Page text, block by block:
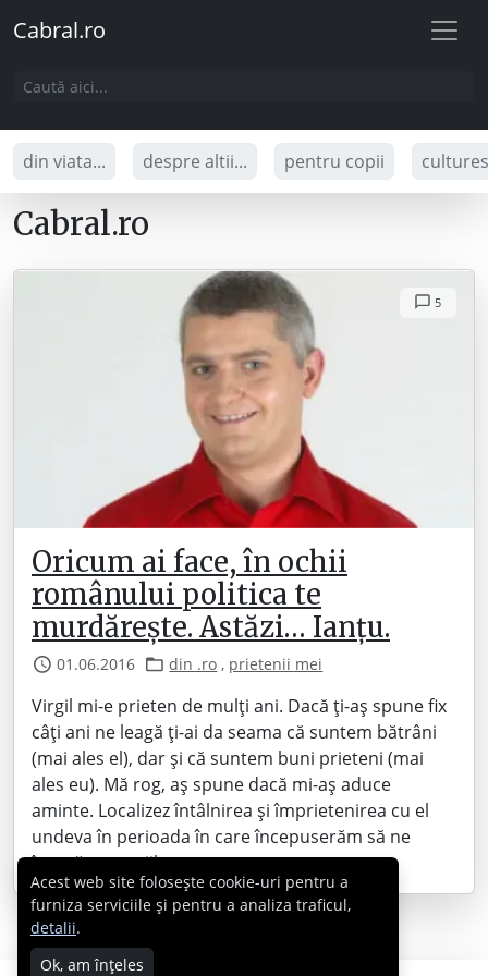
Cabral.ro
din viata... despre altii... pentru copii
Cabral.ro
5
Oricum ai face, în ochii
românului politica te
murdărește. Astăzi… Ianțu.
01.06.2016 din .ro , prietenii mei
Virgil mi-e prieten de mulți ani. Dacă ți-aș spune fix
câți ani ne leagă ți-ai da seama că suntem bătrâni
(mai ales el), dar și că suntem buni prieteni (mai
ales eu). Mă rog, aș spune dacă mi-aș aduce
aminte. Localizez întâlnirea și împrietenirea cu el
undeva în perioada în care începuserăm să ne
încasăm pensiile……
Acest web site folosește cookie-uri pentru a
furniza serviciile și pentru a analiza traficul,
detalii.
Ok, am înțeles